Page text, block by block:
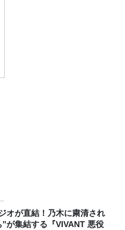
オが直結！乃木に粛清され
”が集結する『VIVANT 悪役